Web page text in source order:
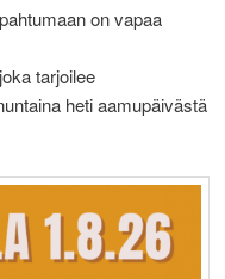
on vapaa
tarjoilee
heti aamupäivästä